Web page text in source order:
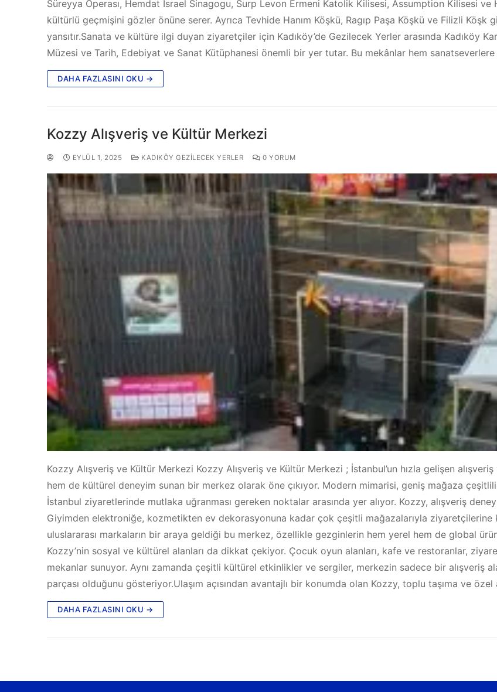
Süreyya Operası, Hemdat İsrael Sinagogu, Surp Levon Ermeni Katolik Kilisesi, Assumption Kilisesi
kültürlü geçmişini gözler önüne serer. Ayrıca Tevhide Hanım Köşkü, Ragıp Paşa Köşkü ve Filizli
yansıtır.Sanata ve kültüre ilgi duyan ziyaretçiler için Kadıköy’de Gezilecek Yerler arasında Kadıköy
Müzesi ve Tarih, Edebiyat ve Sanat Kütüphanesi önemli bir yer tutar. Bu mekânlar hem
DAHA FAZLASINI OKU →
Kozzy Alışveriş ve Kültür Merkezi
EYLÜL 1, 2025 KADIKÖY GEZILECEK YERLER 0 YORUM
Kozzy Alışveriş ve Kültür Merkezi Kozzy Alışveriş ve Kültür Merkezi ; İstanbul’un hızla gelişen
hem de kültürel deneyim sunan bir merkez olarak öne çıkıyor. Modern mimarisi, geniş mağaza
İstanbul ziyaretlerinde mutlaka uğranması gereken noktalar arasında yer alıyor. Kozzy, alışveriş
Giyimden elektroniğe, kozmetikten ev dekorasyonuna kadar çok çeşitli mağazalarıyla ziyaretçilerine
uluslararası markaların bir araya geldiği bu merkez, özellikle gezginlerin hem yerel hem de global
Kozzy’nin sosyal ve kültürel alanları da dikkat çekiyor. Çocuk oyun alanları, kafe ve restoranlar,
mekanlar sunuyor. Aynı zamanda çeşitli kültürel etkinlikler ve sergiler, merkezin sadece bir alışveriş
parçası olduğunu gösteriyor.Ulaşım açısından avantajlı bir konumda olan Kozzy, toplu taşıma ve
DAHA FAZLASINI OKU →